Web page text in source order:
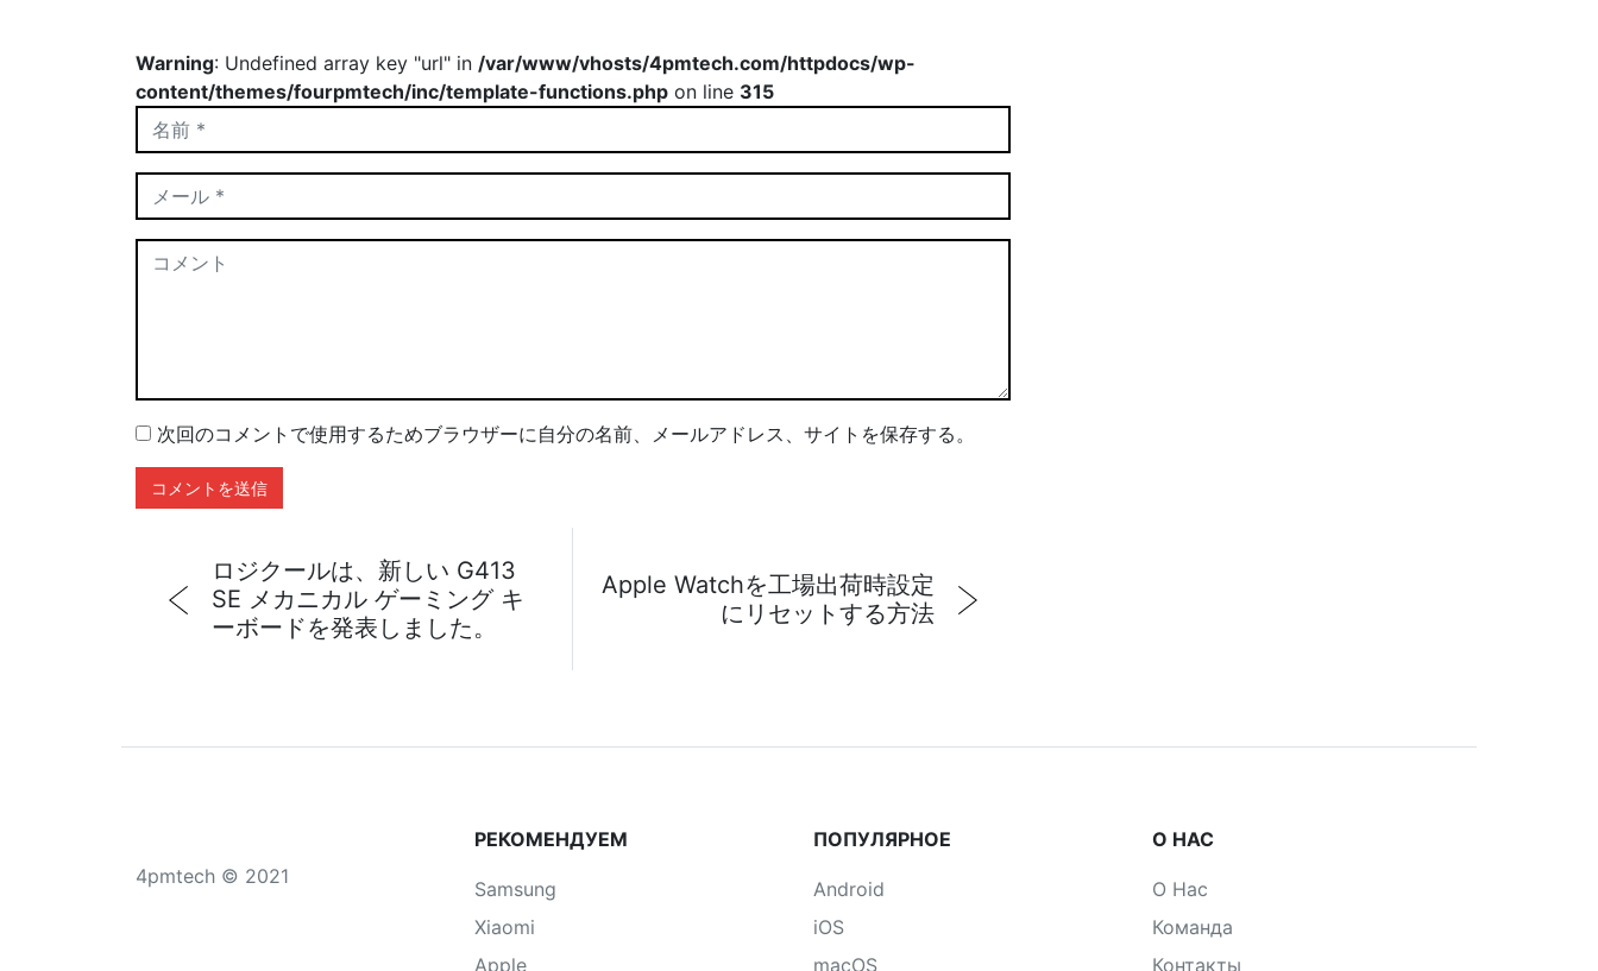
Warning: Undefined array key "url" in /var/www/vhosts/4pmtech.com/httpdocs/wp-
content/themes/fourpmtech/inc/template-functions.php on line 315
次回のコメントで使用するためブラウザーに自分の名前、メールアドレス、サイトを保存する。
ロジクールは、新しい G413
SE メカニカル ゲーミング キ
ーボードを発表しました。
Apple Watchを工場出荷時設定
にリセットする方法
4pmtech © 2021
РЕКОМЕНДУЕМ
Samsung
Xiaomi
Apple
ПОПУЛЯРНОЕ
Android
iOS
macOS
О НАС
О Нас
Команда
Контакты